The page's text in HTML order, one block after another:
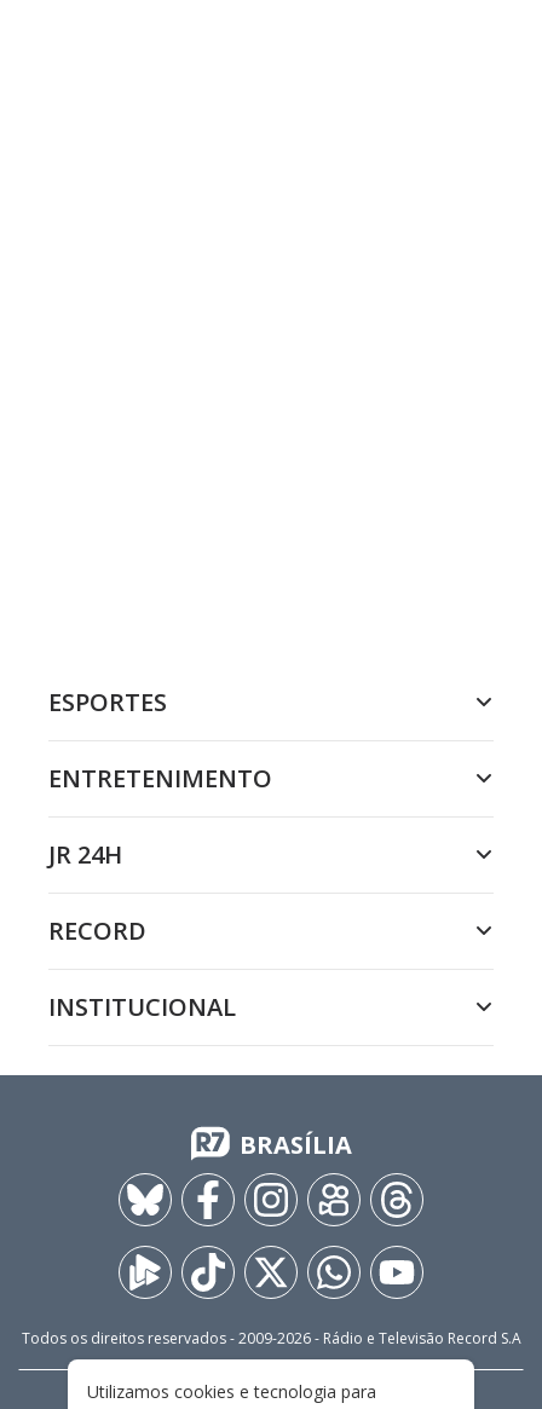
ESPORTES
ENTRETENIMENTO
JR 24H
RECORD
INSTITUCIONAL
BRASÍLIA
Todos os direitos reservados - 2009-2026- Rádio e Televisão Record S.A
Utilizamos cookies e tecnologia para